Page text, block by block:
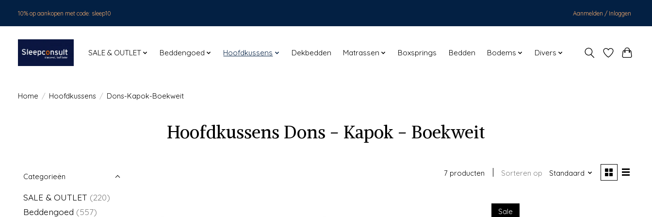
10% op aankopen met code: sleep10 Aanmelden / Inloggen
SALE & OUTLET Beddengoed Hoofdkussens Dekbedden Matrassen Boxsprings Bedden Bodems Divers
Home / Hoofdkussens / Dons-Kapok-Boekweit
Hoofdkussens Dons - Kapok - Boekweit
Categorieën
SALE & OUTLET (220)
Beddengoed (557)
7 producten Sorteren op Standaard
Sale